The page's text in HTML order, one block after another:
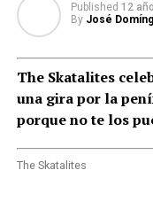
Published 12
By José
The Skatalites
una gira por la
porque no te los
The Skatalites